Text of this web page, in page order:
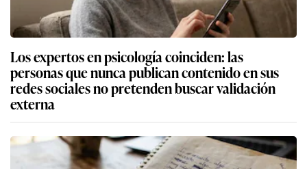
Los expertos en psicología coinciden: las
personas que nunca publican contenido en sus
redes sociales no pretenden buscar validación
externa